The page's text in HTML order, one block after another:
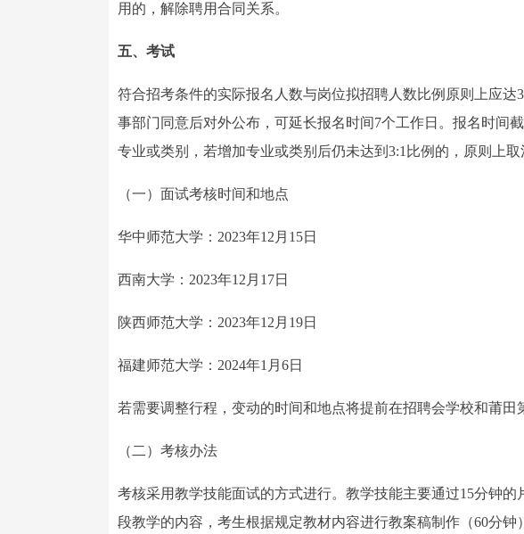
用的，解除聘用合同关系。
五、考试
符合招考条件的实际报名人数与岗位拟招聘人数比例原则上应
事部门同意后对外公布，可延长报名时间7个工作日。报名时间
专业或类别，若增加专业或类别后仍未达到3:1比例的，原则上取
（一）面试考核时间和地点
华中师范大学：2023年12月15日
西南大学：2023年12月17日
陕西师范大学：2023年12月19日
福建师范大学：2024年1月6日
若需要调整行程，变动的时间和地点将提前在招聘会学校和莆田
（二）考核办法
考核采用教学技能面试的方式进行。教学技能主要通过15分钟
段教学的内容，考生根据规定教材内容进行教案稿制作（60分钟